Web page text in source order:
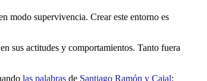
modo supervivencia. Crear este entorno es
sus actitudes y comportamientos. Tanto fuera
las palabras de Santiago Ramón y Cajal: